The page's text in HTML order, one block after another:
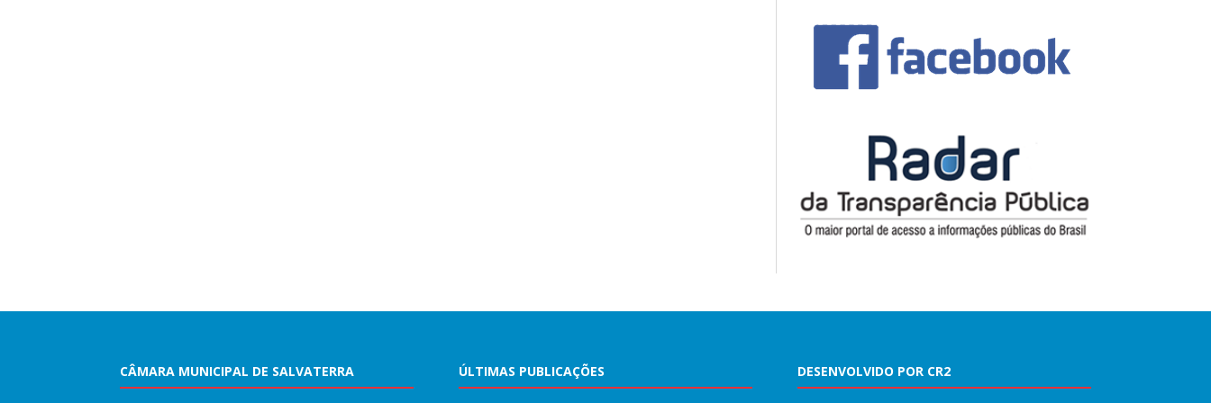
CÂMARA MUNICIPAL DE SALVATERRA ÚLTIMAS PUBLICAÇÕES DESENVOLVIDO POR CR2